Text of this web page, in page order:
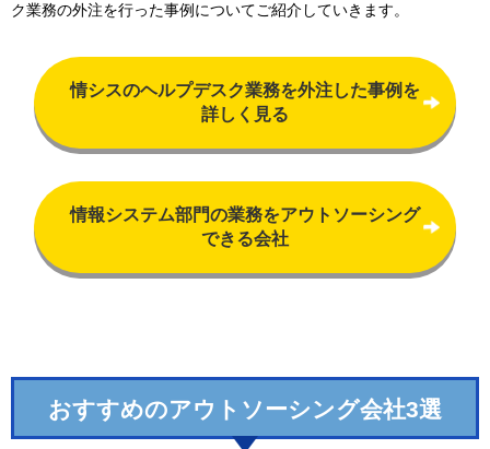
ク業務の外注を行った事例についてご紹介していきます。
情シスのヘルプデスク業務を外注した事例を
詳しく見る
情報システム部門の業務をアウトソーシング
できる会社
おすすめのアウトソーシング会社3選